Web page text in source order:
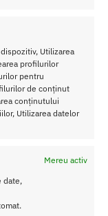
Utilizarea
profilurilor
pentru
de conținut
conținutului
Utilizarea datelor
Mereu activ
date,
termenilor.
a 2-a zi.
in toata tara